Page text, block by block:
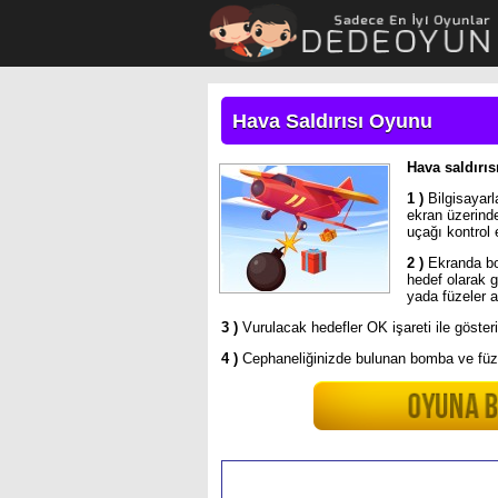
Hava Saldırısı Oyunu
Hava
1 )
ekran
uçağı kontrol
2 ) Ekranda
hedef olarak
yada füzeler
3 ) Vurulacak hedefler OK işareti ile
4 ) Cephaneliğinizde bulunan bomba ve